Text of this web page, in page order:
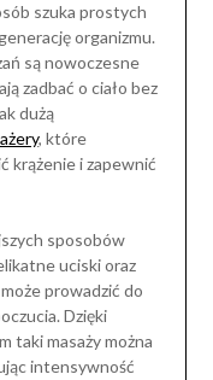
szuka prostych
organizmu.
są nowoczesne
zadbać o ciało bez
dużą
, które
krążenie i zapewnić
sposobów
uciski oraz
prowadzić do
Dzięki
taki masaży można
intensywność